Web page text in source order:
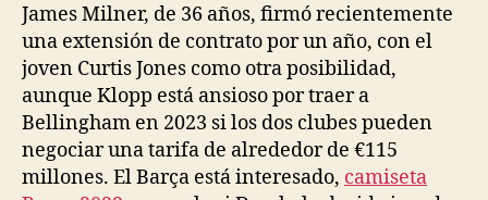
James Milner, de 36 años, firmó recientemente
una extensión de contrato por un año, con el
joven Curtis Jones como otra posibilidad,
aunque Klopp está ansioso por traer a
Bellingham en 2023 si los dos clubes pueden
negociar una tarifa de alrededor de €115
millones. El Barça está interesado, camiseta